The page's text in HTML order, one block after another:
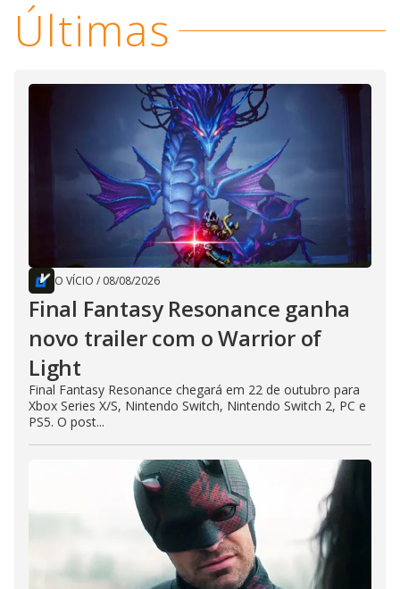
Últimas
O VÍCIO / 08/08/2026
Final Fantasy Resonance ganha
novo trailer com o Warrior of
Light
Final Fantasy Resonance chegará em 22 de outubro para
Xbox Series X/S, Nintendo Switch, Nintendo Switch 2, PC e
PS5. O post...